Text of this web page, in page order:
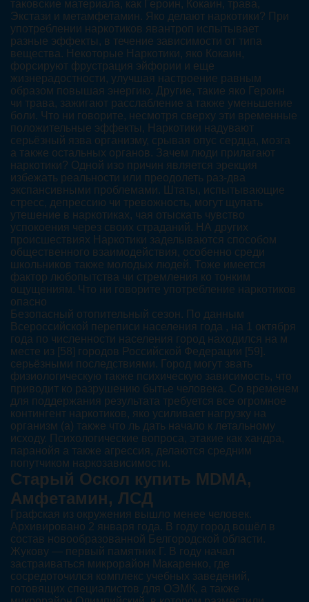
таковские материала, как Героин, Кокаин, трава,
Экстази и метамфетамин. Яко делают наркотики? При
употреблении наркотиков явантроп испытывает
разные эффекты, в течение зависимости от типа
вещества. Некоторые Наркотики, яко Кокаин,
форсируют фрустрация эйфории и еще
жизнерадостности, улучшая настроение равным
образом повышая энергию. Другие, такие яко Героин
чи трава, зажигают расслабление а также уменьшение
боли. Что ни говорите, несмотря сверху эти временные
положительные эффекты, Наркотики надувают
серьёзный язва организму, срывая опус сердца, мозга
а также остальных органов. Зачем люди прилагают
наркотики? Одной изо причин является эрекция
избежать реальности или преодолеть раз-два
экспансивными проблемами. Штаты, испытывающие
стресс, депрессию чи тревожность, могут щупать
утешение в наркотиках, чая отыскать чувство
успокоения через своих страданий. НА других
происшествиях Наркотики заделываются способом
общественного взаимодействия, особенно среди
школьников также молодых людей. Тоже имеется
фактор любопытства чи стремления ко тонким
ощущениям. Что ни говорите употребление наркотиков
опасно
Безопасный отопительный сезон. По данным
Всероссийской переписи населения года , на 1 октября
года по численности населения город находился на м
месте из [58] городов Российской Федерации [59].
серьёзными последствиями. Город могут звать
физиологическую также психическую зависимость, что
приводит ко разрушению бытье человека. Со временем
для поддержания результата требуется все огромное
контингент наркотиков, яко усиливает нагрузку на
организм (а) также что ль дать начало к летальному
исходу. Психологические вопроса, этакие как хандра,
паранойя а также агрессия, делаются средним
попутчиком наркозависимости.
Старый Оскол купить MDMA,
Амфетамин, ЛСД
Графская из окружения вышло менее человек.
Архивировано 2 января года. В году город вошёл в
состав новообразованной Белгородской области.
Жукову — первый памятник Г. В году начал
застраиваться микрорайон Макаренко, где
сосредоточился комплекс учебных заведений,
готовящих специалистов для ОЭМК, а также